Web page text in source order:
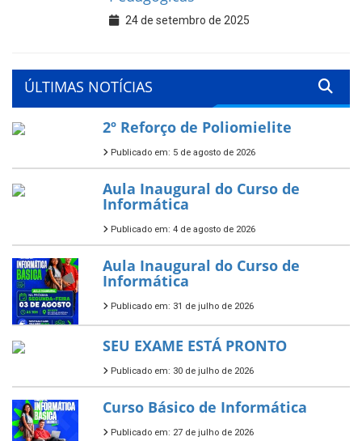
24 de setembro de 2025
ÚLTIMAS NOTÍCIAS
2º Reforço de Poliomielite
Publicado em: 5 de agosto de 2026
Aula Inaugural do Curso de
Informática
Publicado em: 4 de agosto de 2026
Aula Inaugural do Curso de
Informática
Publicado em: 31 de julho de 2026
SEU EXAME ESTÁ PRONTO
Publicado em: 30 de julho de 2026
Curso Básico de Informática
Publicado em: 27 de julho de 2026